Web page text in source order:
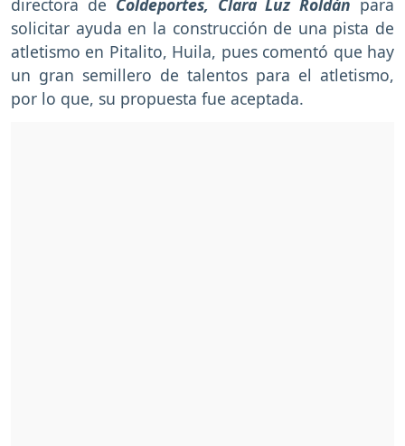
directora de Coldeportes, Clara Luz Roldán para
solicitar ayuda en la construcción de una pista de
atletismo en Pitalito, Huila, pues comentó que hay
un gran semillero de talentos para el atletismo,
por lo que, su propuesta fue aceptada.